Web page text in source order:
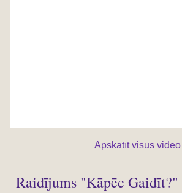
Apskatīt visus video
Raidījums "Kāpēc Gaidīt?"